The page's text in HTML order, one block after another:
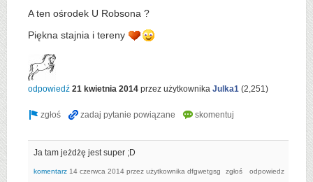
A ten ośrodek U Robsona ?
Piękna stajnia i tereny
odpowiedź 21 kwietnia 2014 przez użytkownika Julka1 (2,251 )
Ja tam jeżdżę jest super ;D
komentarz 14 czerwca 2014 przez użytkownika dfgwetgsg